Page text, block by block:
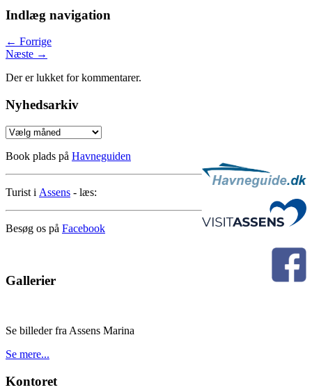
Indlæg navigation
← Forrige
Næste →
Der er lukket for kommentarer.
Nyhedsarkiv
Nyhedsarkiv
Book plads på Havneguiden
Turist i Assens - læs:
Besøg os på Facebook
Gallerier
Se billeder fra Assens Marina
Se mere...
Kontoret